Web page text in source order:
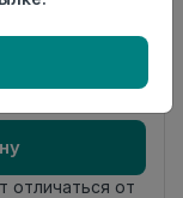
отличаться от